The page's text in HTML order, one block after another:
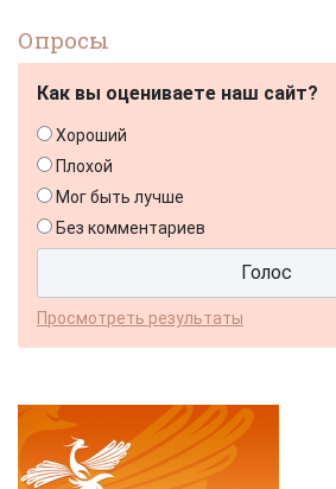
Опросы
Как вы оцениваете наш сайт?
Хороший
Плохой
Мог быть лучше
Без комментариев
Просмотреть результаты